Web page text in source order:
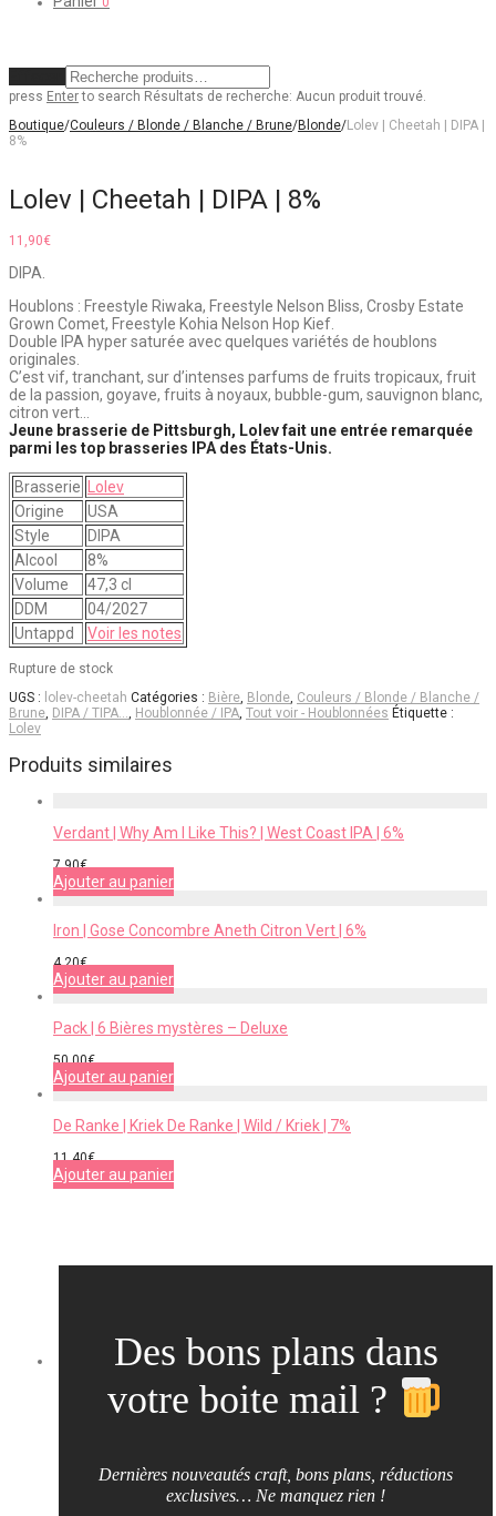
press Enterto search Résultats de recherche: Aucun produit trouvé.
Boutique/Couleurs / Blonde / Blanche / Brune/Blonde/Lolev | Cheetah | DIPA |
8%
Lolev | Cheetah | DIPA | 8%
11,90€
DIPA.
Houblons : Freestyle Riwaka, Freestyle Nelson Bliss, Crosby Estate
Grown Comet, Freestyle Kohia Nelson Hop Kief.
Double IPA hyper saturée avec quelques variétés de houblons
originales.
C’est vif, tranchant, sur d’intenses parfums de fruits tropicaux, fruit
de la passion, goyave, fruits à noyaux, bubble-gum, sauvignon blanc,
citron vert…
Jeune brasserie de Pittsburgh, Lolev fait une entrée remarquée
parmi les top brasseries IPA des États-Unis.
Brasserie
Lolev
Origine
USA
Style
DIPA
Alcool
8%
Volume
47,3 cl
DDM
04/2027
Untappd
Voir les notes
Rupture de stock
UGS : lolev-cheetah Catégories : Bière, Blonde, Couleurs / Blonde / Blanche /
Brune, DIPA / TIPA…, Houblonnée / IPA, Tout voir - Houblonnées Étiquette :
Lolev
Produits similaires
Verdant | Why Am I Like This? | West Coast IPA | 6%
7,90€
Ajouter au panier
Iron | Gose Concombre Aneth Citron Vert | 6%
4,20€
Ajouter au panier
Pack | 6 Bières mystères – Deluxe
50,00€
Ajouter au panier
De Ranke | Kriek De Ranke | Wild / Kriek | 7%
11,40€
Ajouter au panier
Des bons plans dans
votre boite mail ?
Dernières nouveautés craft, bons plans, réductions
exclusives… Ne manquez rien !